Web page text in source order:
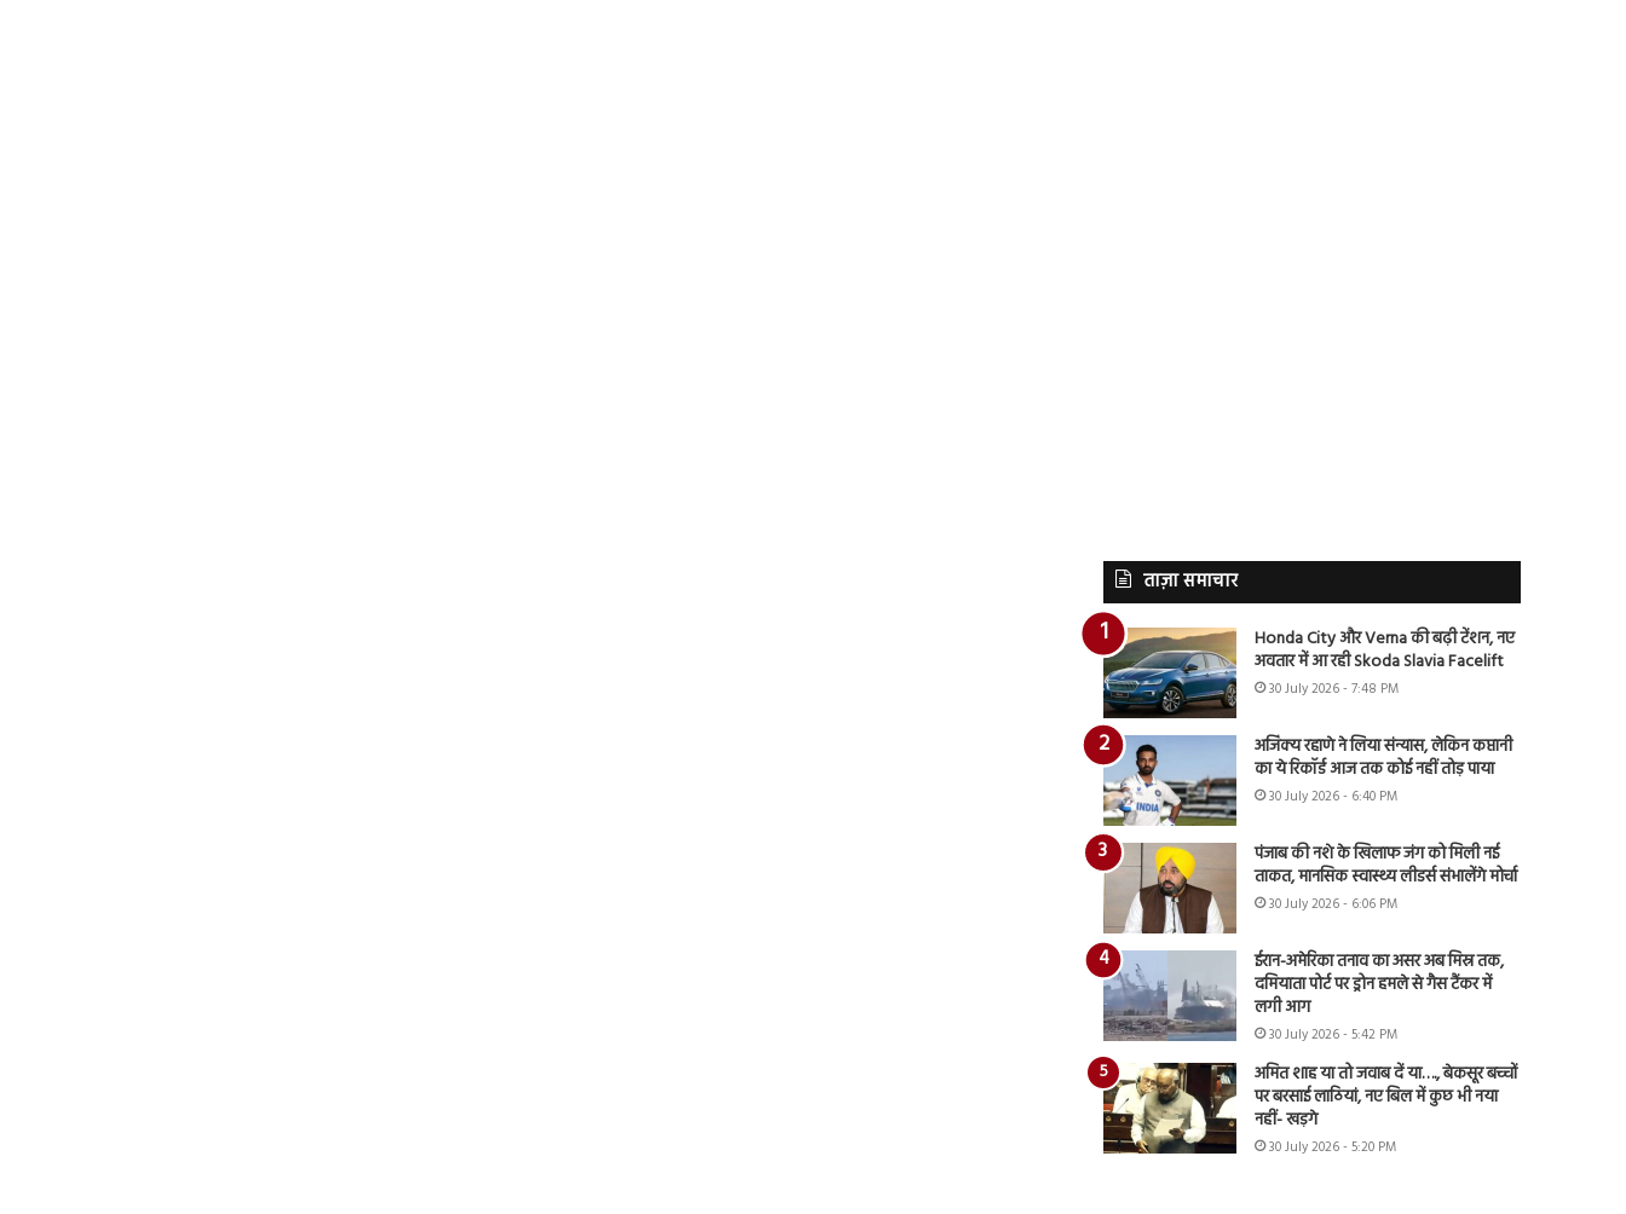
ताज़ा समाचार
Honda City और Verna की बढ़ी टेंशन, नए
अवतार में आ रही Skoda Slavia Facelift
30 July 2026 - 7:48 PM
अजिंक्य रहाणे ने लिया संन्यास, लेकिन कप्तानी
का ये रिकॉर्ड आज तक कोई नहीं तोड़ पाया
30 July 2026 - 6:40 PM
पंजाब की नशे के खिलाफ जंग को मिली नई
ताकत, मानसिक स्वास्थ्य लीडर्स संभालेंगे मोर्चा
30 July 2026 - 6:06 PM
ईरान-अमेरिका तनाव का असर अब मिस्र तक,
दमियाता पोर्ट पर ड्रोन हमले से गैस टैंकर में
लगी आग
30 July 2026 - 5:42 PM
अमित शाह या तो जवाब दें या…., बेकसूर बच्चों
पर बरसाई लाठियां, नए बिल में कुछ भी नया
नहीं- खड़गे
30 July 2026 - 5:20 PM